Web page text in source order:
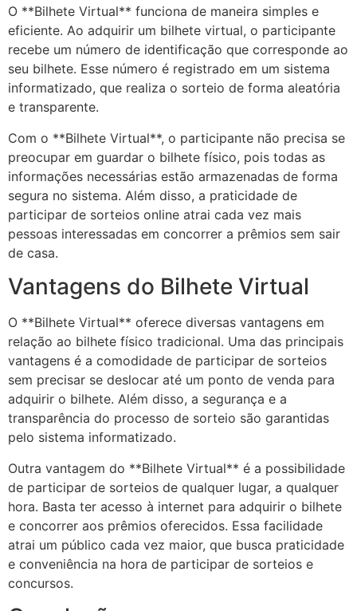
O **Bilhete Virtual** funciona de maneira simples e
eficiente. Ao adquirir um bilhete virtual, o participante
recebe um número de identificação que corresponde ao
seu bilhete. Esse número é registrado em um sistema
informatizado, que realiza o sorteio de forma aleatória
e transparente.
Com o **Bilhete Virtual**, o participante não precisa se
preocupar em guardar o bilhete físico, pois todas as
informações necessárias estão armazenadas de forma
segura no sistema. Além disso, a praticidade de
participar de sorteios online atrai cada vez mais
pessoas interessadas em concorrer a prêmios sem sair
de casa.
Vantagens do Bilhete Virtual
O **Bilhete Virtual** oferece diversas vantagens em
relação ao bilhete físico tradicional. Uma das principais
vantagens é a comodidade de participar de sorteios
sem precisar se deslocar até um ponto de venda para
adquirir o bilhete. Além disso, a segurança e a
transparência do processo de sorteio são garantidas
pelo sistema informatizado.
Outra vantagem do **Bilhete Virtual** é a possibilidade
de participar de sorteios de qualquer lugar, a qualquer
hora. Basta ter acesso à internet para adquirir o bilhete
e concorrer aos prêmios oferecidos. Essa facilidade
atrai um público cada vez maior, que busca praticidade
e conveniência na hora de participar de sorteios e
concursos.